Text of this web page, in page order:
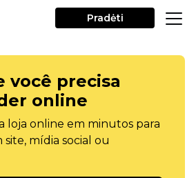
Pradėti
você precisa
online
loja online em minutos para
mídia social ou